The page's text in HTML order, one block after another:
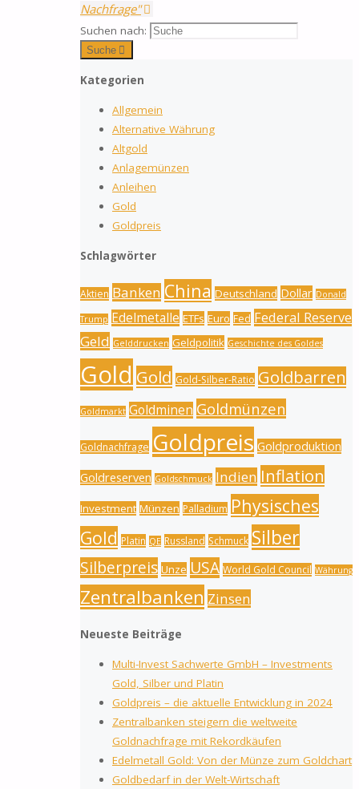
Nachfrage"
Suchen nach:
Suche
Kategorien
Allgemein
Alternative Währung
Altgold
Anlagemünzen
Anleihen
Gold
Goldpreis
Schlagwörter
Aktien Banken China Deutschland Dollar Donald
Trump Edelmetalle ETFs Euro Fed Federal Reserve
Geld Gelddrucken Geldpolitik Geschichte des Goldes
Gold Gold Gold-Silber-Ratio Goldbarren
Goldmarkt Goldminen Goldmünzen
Goldnachfrage Goldpreis Goldproduktion
Goldreserven Goldschmuck Indien Inflation
Investment Münzen Palladium Physisches
Gold Platin QE Russland Schmuck Silber
Silberpreis Unze USA World Gold Council Währung
Zentralbanken Zinsen
Neueste Beiträge
Multi-Invest Sachwerte GmbH – Investments
Gold, Silber und Platin
Goldpreis – die aktuelle Entwicklung in 2024
Zentralbanken steigern die weltweite
Goldnachfrage mit Rekordkäufen
Edelmetall Gold: Von der Münze zum Goldchart
Goldbedarf in der Welt-Wirtschaft